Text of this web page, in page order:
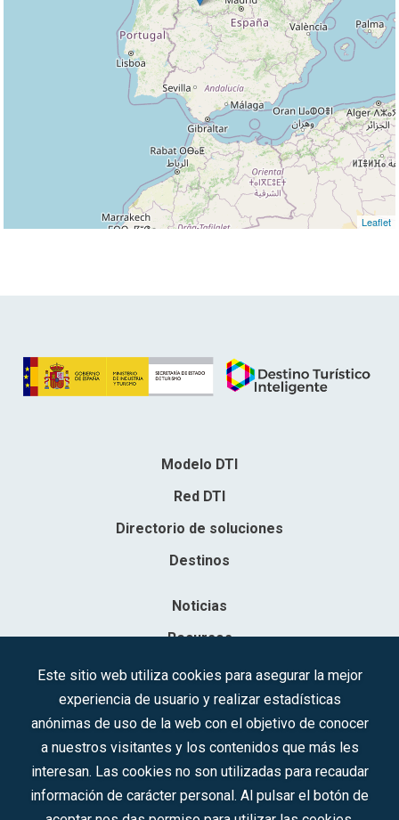
Leaflet
Modelo DTI
Red DTI
Directorio de soluciones
Destinos
Noticias
Recursos
Contacto
Sociedad Mercantil Estatal para la Gestión de la Innovación y las
Inscrita en el R.M. de Madrid, T, 12593, Se. 8, F. 129, H. 201.307.
C.I.F.: A-81/874.984
Este sitio web utiliza cookies para asegurar la mejor
experiencia de usuario y realizar estadísticas
anónimas de uso de la web con el objetivo de conocer
a nuestros visitantes y los contenidos que más les
interesan. Las cookies no son utilizadas para recaudar
información de carácter personal. Al pulsar el botón de